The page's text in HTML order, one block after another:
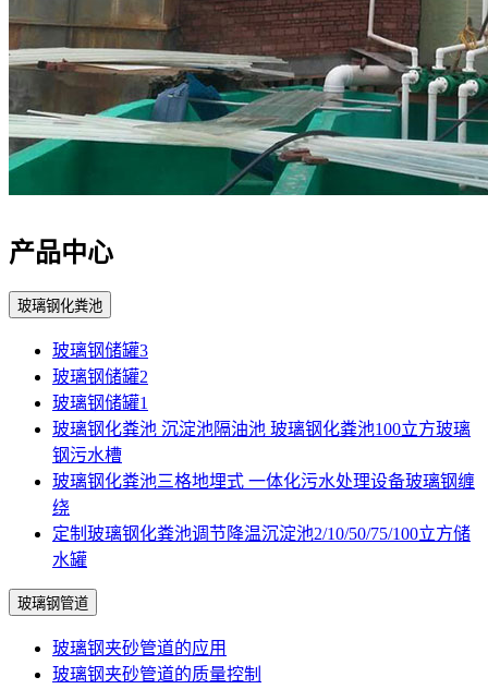
产品中心
玻璃钢化粪池
玻璃钢储罐3
玻璃钢储罐2
玻璃钢储罐1
玻璃钢化粪池 沉淀池隔油池 玻璃钢化粪池100立方玻璃
钢污水槽
玻璃钢化粪池三格地埋式 一体化污水处理设备玻璃钢缠
绕
定制玻璃钢化粪池调节降温沉淀池2/10/50/75/100立方储
水罐
玻璃钢管道
玻璃钢夹砂管道的应用
玻璃钢夹砂管道的质量控制